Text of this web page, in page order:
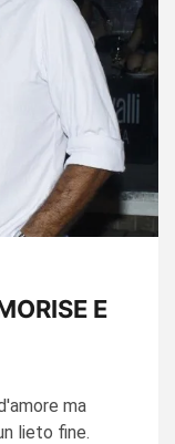
E
ma
lieto fine.